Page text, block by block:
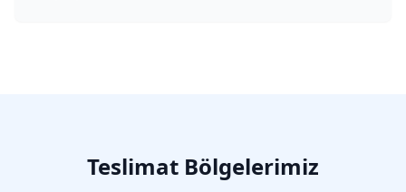
Teslimat Bölgelerimiz